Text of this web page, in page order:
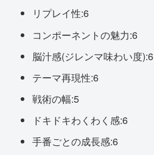
リプレイ性:6
コンポーネントの魅力:6
脳汁感(ジレンマ味わい度):6
テーマ再現性:6
戦術の幅:5
ドキドキわくわく感:6
手番ごとの成長感:6